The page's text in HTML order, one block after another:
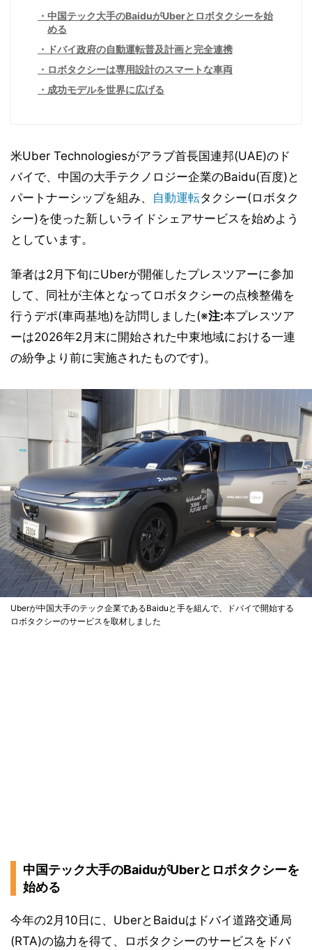
中国テック大手のBaiduがUberとロボタクシーを始
める
ドバイ政府の自動運転普及計画と完全連携
ロボタクシーは専用設計のスマートな車両
成功モデルを世界に広げる
米Uber Technologiesがアラブ首長国連邦(UAE)のド
バイで、中国の大手テクノロジー企業のBaidu(百度)と
パートナーシップを組み、 自動運転タクシー(ロボタク
シー)を使った新しいライドシェアサービスを始めよう
としています。
筆者は2月下旬にUberが開催したプレスツアーに参加
して、同社が主体となってロボタクシーの点検整備を
行うデポ(車両基地)を訪問しました(※注:本プレスツア
ーは2026年2月末に開始された中東地域における一連
の紛争より前に実施されたものです)。
Uberが中国大手のテック企業であるBaiduと手を組んで、ドバイで開始する
ロボタクシーのサービスを取材しました
中国テック大手のBaiduがUberとロボタクシーを
始める
今年の2月10日に、UberとBaiduはドバイ道路交通局
(RTA)の協力を得て、ロボタクシーのサービスをドバ